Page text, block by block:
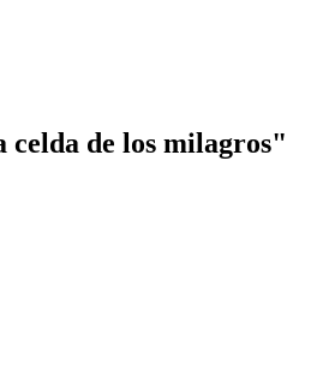
celda de los milagros"